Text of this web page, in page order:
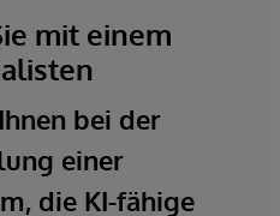
mit einem
bei der
einer
die KI-fähige